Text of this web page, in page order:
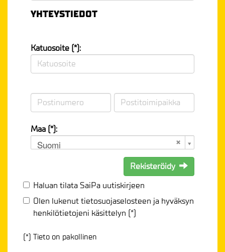
YHTEYSTIEDOT
Katuosoite (*):
Maa (*):
Suomi
Rekisteröidy
Haluan tilata SaiPa uutiskirjeen
Olen lukenuttietosuojaselosteen ja hyväksyn
henkilötietojeni käsittelyn (*)
(*) Tieto on pakollinen